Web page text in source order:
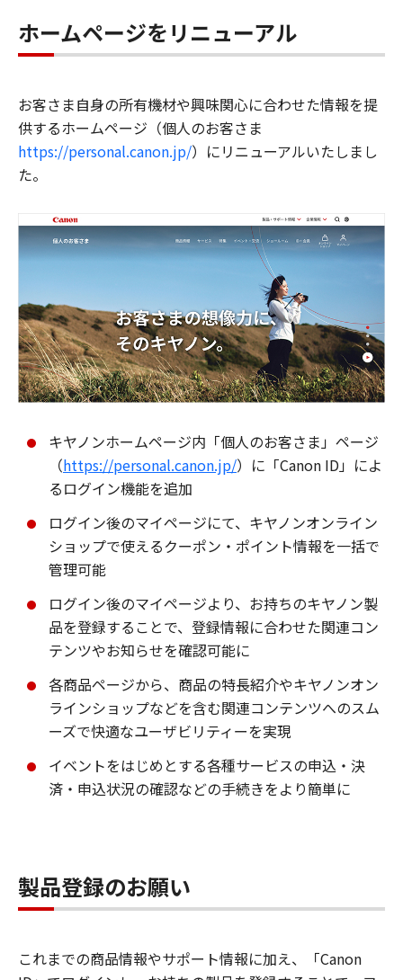
ホームページをリニューアル
お客さま自身の所有機材や興味関心に合わせた情報を提
供するホームページ（個人のお客さま
https://personal.canon.jp/）にリニューアルいたしまし
た。
キヤノンホームページ内「個人のお客さま」ページ
（https://personal.canon.jp/）に「Canon ID」によ
るログイン機能を追加
ログイン後のマイページにて、キヤノンオンライン
ショップで使えるクーポン・ポイント情報を一括で
管理可能
ログイン後のマイページより、お持ちのキヤノン製
品を登録することで、登録情報に合わせた関連コン
テンツやお知らせを確認可能に
各商品ページから、商品の特長紹介やキヤノンオン
ラインショップなどを含む関連コンテンツへのスム
ーズで快適なユーザビリティーを実現
イベントをはじめとする各種サービスの申込・決
済・申込状況の確認などの手続きをより簡単に
製品登録のお願い
これまでの商品情報やサポート情報に加え、「Canon